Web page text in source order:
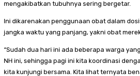
mengakibatkan tubuhnya sering bergetar.
Ini dikarenakan penggunaan obat dalam
jangka waktu yang panjang, yakni obat
“Sudah dua hari ini ada beberapa warga
NH ini, sehingga pagi ini kita koordinasi
kita kunjungi bersama. Kita lihat ternyata